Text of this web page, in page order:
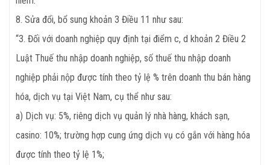
8. Sửa đổi, bổ sung khoản 3 Điều 11 như sau:
“3. Đối với doanh nghiệp quy định tại điểm c, d khoản 2 Điều 2
Luật Thuế thu nhập doanh nghiệp, số thuế thu nhập doanh
nghiệp phải nộp được tính theo tỷ lệ % trên doanh thu bán hàng
hóa, dịch vụ tại Việt Nam, cụ thể như sau:
a) Dịch vụ: 5%, riêng dịch vụ quản lý nhà hàng, khách sạn,
casino: 10%; trường hợp cung ứng dịch vụ có gắn với hàng hóa
được tính theo tỷ lệ 1%;